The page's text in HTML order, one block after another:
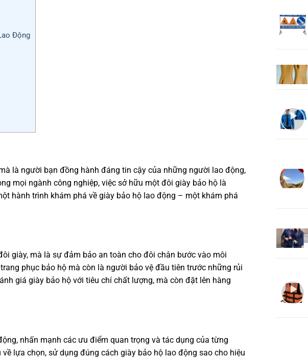
Động
là người bạn đồng hành đáng tin cậy của những người lao động,
mọi ngành công nghiệp, việc sở hữu một đôi giày bảo hộ là
hành trình khám phá về giày bảo hộ lao động – một khám phá
giày, mà là sự đảm bảo an toàn cho đôi chân bước vào môi
phục bảo hộ mà còn là người bảo vệ đầu tiên trước những rủi
giá giày bảo hộ với tiêu chí chất lượng, mà còn đặt lên hàng
nhấn mạnh các ưu điểm quan trọng và tác dụng của từng
lựa chọn, sử dụng đúng cách giày bảo hộ lao động sao cho hiệu